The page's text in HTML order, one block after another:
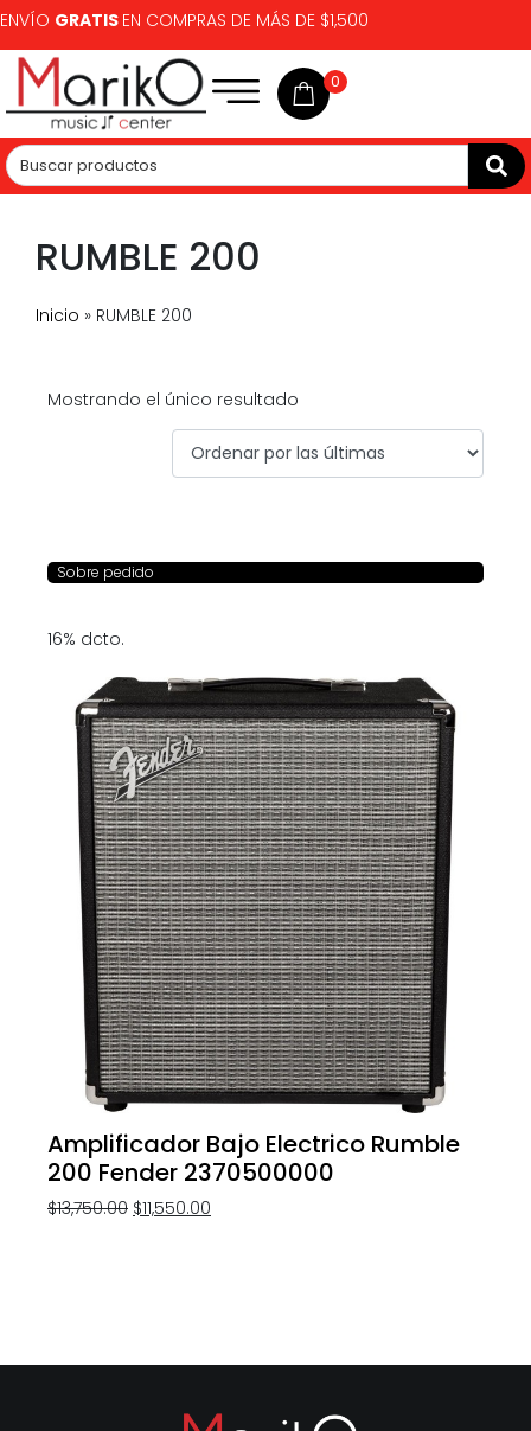
ENVÍO GRATIS EN COMPRAS DE MÁS DE $1,500
0
RUMBLE 200
Inicio » RUMBLE 200
Mostrando el único resultado
Sobre pedido
16% dcto.
Amplificador Bajo Electrico Rumble
200 Fender 2370500000
$13,750.00 $11,550.00